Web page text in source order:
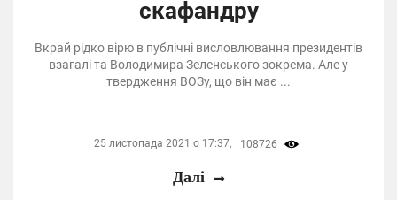
скафандру
Вкрай рідко вірю в публічні висловлювання президентів
взагалі та Володимира Зеленського зокрема. Але у
твердження ВОЗу, що він має ...
25 листопада 2021 о 17:37, 108726
Далі